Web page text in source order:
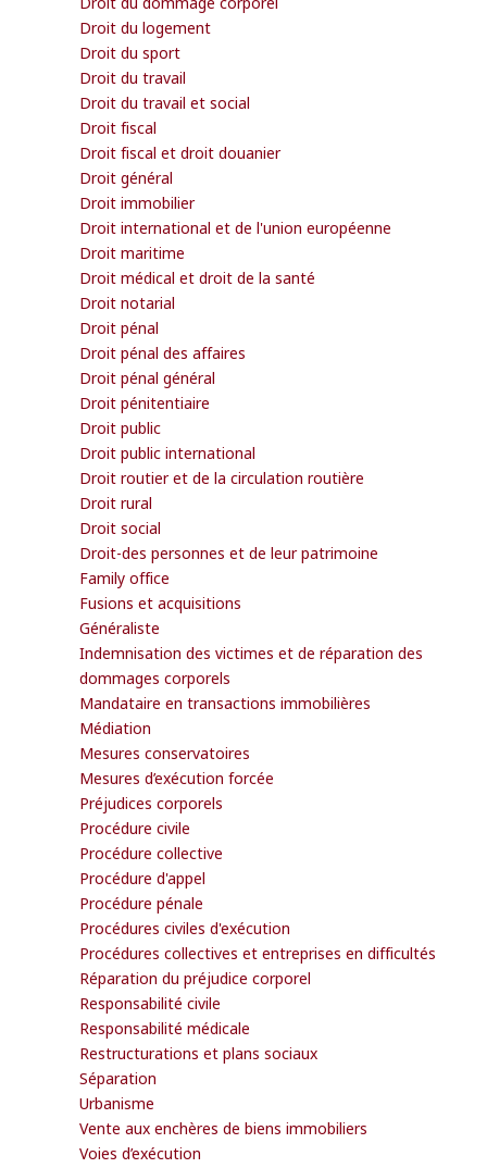
Droit du logement
Droit du sport
Droit du travail
Droit du travail et social
Droit fiscal
Droit fiscal et droit douanier
Droit général
Droit immobilier
Droit international et de l'union européenne
Droit maritime
Droit médical et droit de la santé
Droit notarial
Droit pénal
Droit pénal des affaires
Droit pénal général
Droit pénitentiaire
Droit public
Droit public international
Droit routier et de la circulation routière
Droit rural
Droit social
Droit-des personnes et de leur patrimoine
Family office
Fusions et acquisitions
Généraliste
Indemnisation des victimes et de réparation des
dommages corporels
Mandataire en transactions immobilières
Médiation
Mesures conservatoires
Mesures d’exécution forcée
Préjudices corporels
Procédure civile
Procédure collective
Procédure d'appel
Procédure pénale
Procédures civiles d'exécution
Procédures collectives et entreprises en difficultés
Réparation du préjudice corporel
Responsabilité civile
Responsabilité médicale
Restructurations et plans sociaux
Séparation
Urbanisme
Vente aux enchères de biens immobiliers
Voies d’exécution